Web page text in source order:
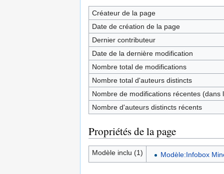
Créateur de la page
Date de création de la page
Dernier contributeur
Date de la dernière modification
Nombre total de modifications
Nombre total d'auteurs distincts
Nombre de modifications récentes (dans
Nombre d'auteurs distincts récents
Propriétés de la page
Modèle inclu (1) Modèle:Infobox